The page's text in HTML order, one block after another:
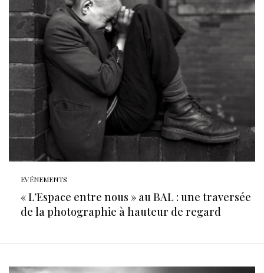
EVÉNEMENTS
« L’Espace entre nous » au BAL : une traversée
de la photographie à hauteur de regard